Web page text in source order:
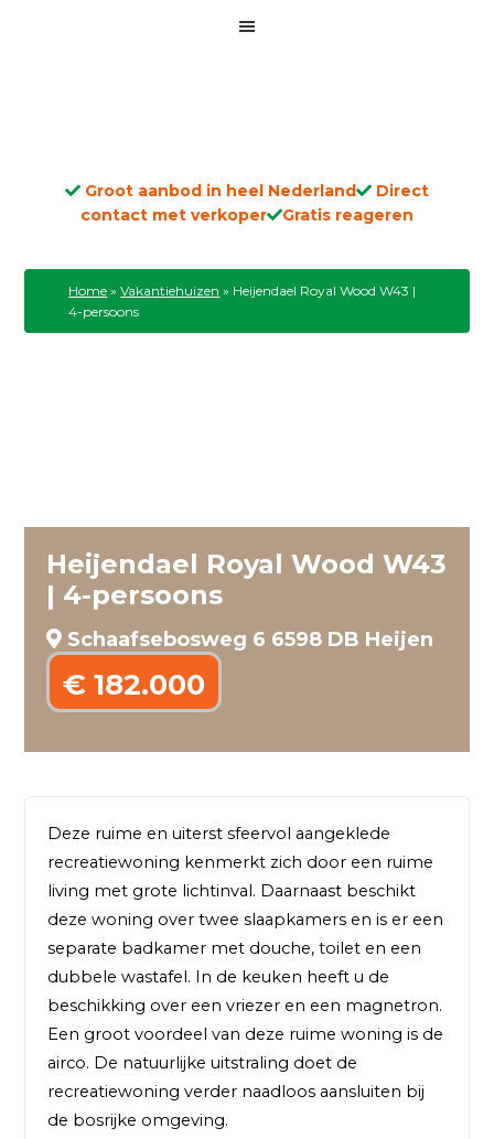
Groot aanbod in heel Nederland
Direct
contact met verkoper
Gratis reageren
Home »Vakantiehuizen » Heijendael Royal Wood W43 |
4-persoons
Heijendael Royal Wood W43
| 4-persoons
Schaafsebosweg 6 6598 DB Heijen
€ 182.000
Deze ruime en uiterst sfeervol aangeklede
recreatiewoning kenmerkt zich door een ruime
living met grote lichtinval. Daarnaast beschikt
deze woning over twee slaapkamers en is er een
separate badkamer met douche, toilet en een
dubbele wastafel. In de keuken heeft u de
beschikking over een vriezer en een magnetron.
Een groot voordeel van deze ruime woning is de
airco. De natuurlijke uitstraling doet de
recreatiewoning verder naadloos aansluiten bij
de bosrijke omgeving.